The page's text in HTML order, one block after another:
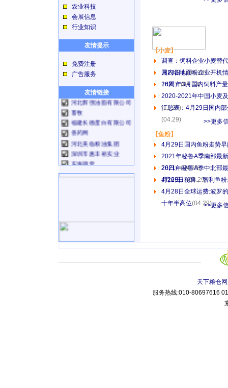
农业科技
会展信息
行业知识
友情提示
免费注册
广告服务
友情链接
比亚迪叉车
石家庄嘉洛凯化工
白酒代理
播恩集团
湖南东祥油脂有限公司
世纪农药网
食品加工在线
河北辉强油脂有限公司
畜牧
福建长德蛋白有限公司
兽药网
河北美临粮油集团
深圳市惠丰裕实业
东海期货
东台金太阳机械制造
青岛海花植物油有限公
农化网
【小麦】
调查：饲料企业小麦替
月23日）(04.23)
国内各地面粉企业开机
16周）(04.23)
2021年3月国内饲料产
2020-2021年中国小麦
(11.27)
汇总表：4月29日国内
(04.29)
>>更多
【鱼粉】
4月29日国内鱼粉走势
2021年秘鲁A季南部最
26日）(04.29)
2021年秘鲁A季中北部
月26日）(04.29)
4月29日秘鲁、智利鱼
4月28日全球运费:波罗
十年半高位(04.29)>>更多
天下粮仓
服务热线:010-80697616